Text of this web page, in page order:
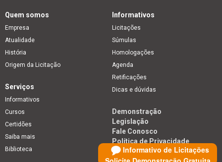
Informativo de Licitações
Quem somos
Empresa
Atualidade
História
Origem da Licitação
Informativos
Licitações
Súmulas
Homologações
Agenda
Retificações
Dicas e dúvidas
Serviços
Informativos
Cursos
Certidões
Saiba mais
Biblioteca
Demonstração
Legislação
Fale Conosco
Política de Privacidade